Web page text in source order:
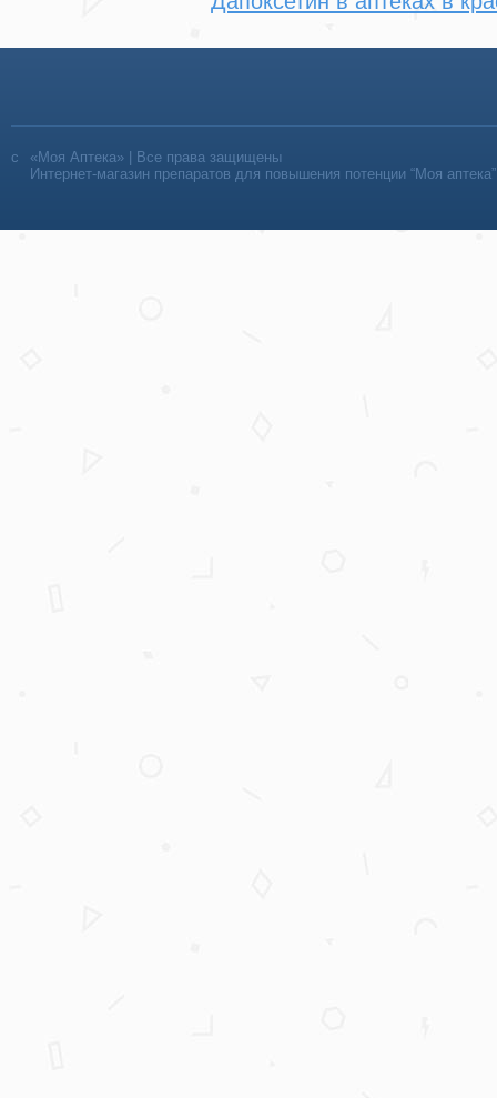
«Моя Аптека» | Все права защищены
Интернет-магазин препаратов для повышения потенции “Моя